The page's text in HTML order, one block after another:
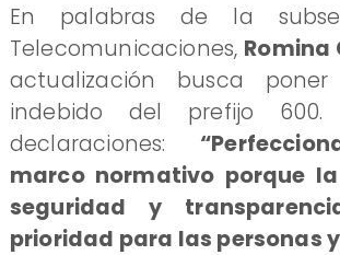
En palabras de la
Telecomunicaciones, Romina
actualización busca
indebido del prefijo 600.
declaraciones:
marco normativo porque
seguridad y
prioridad para las personas